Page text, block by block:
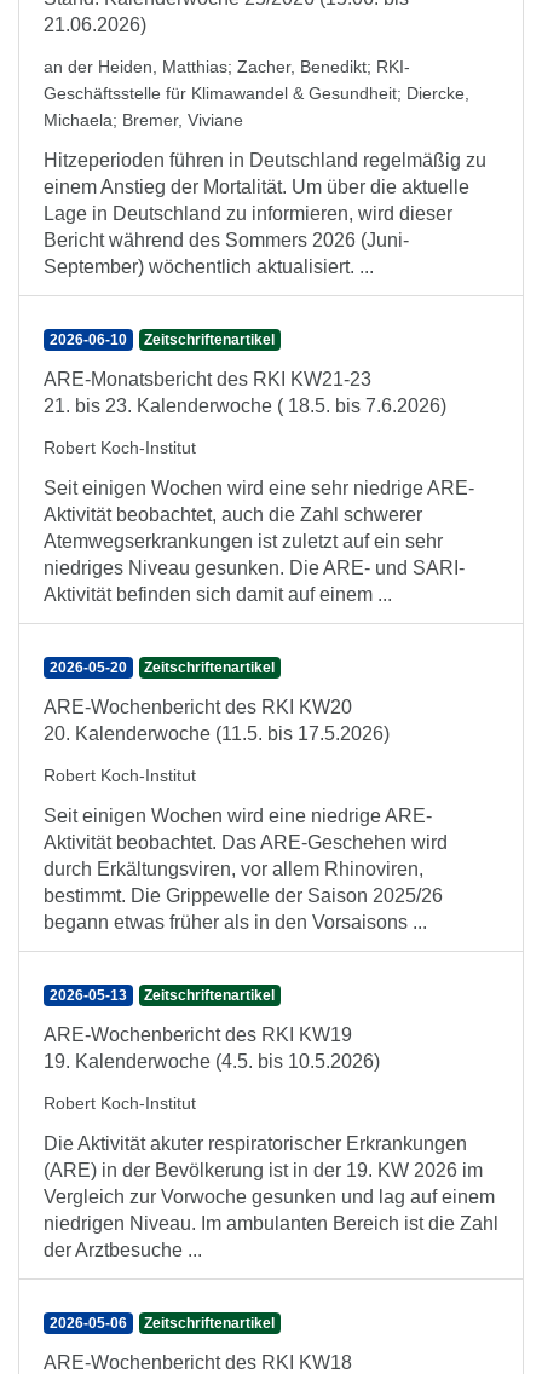
21.06.2026)
an der Heiden, Matthias; Zacher, Benedikt; RKI-
Geschäftsstelle für Klimawandel & Gesundheit; Diercke,
Michaela; Bremer, Viviane
Hitzeperioden führen in Deutschland regelmäßig zu
einem Anstieg der Mortalität. Um über die aktuelle
Lage in Deutschland zu informieren, wird dieser
Bericht während des Sommers 2026 (Juni-
September) wöchentlich aktualisiert. ...
2026-06-10 Zeitschriftenartikel
ARE-Monatsbericht des RKI KW21-23
21. bis 23. Kalenderwoche ( 18.5. bis 7.6.2026)
Robert Koch-Institut
Seit einigen Wochen wird eine sehr niedrige ARE-
Aktivität beobachtet, auch die Zahl schwerer
Atemwegserkrankungen ist zuletzt auf ein sehr
niedriges Niveau gesunken. Die ARE- und SARI-
Aktivität befinden sich damit auf einem ...
2026-05-20 Zeitschriftenartikel
ARE-Wochenbericht des RKI KW20
20. Kalenderwoche (11.5. bis 17.5.2026)
Robert Koch-Institut
Seit einigen Wochen wird eine niedrige ARE-
Aktivität beobachtet. Das ARE-Geschehen wird
durch Erkältungsviren, vor allem Rhinoviren,
bestimmt. Die Grippewelle der Saison 2025/26
begann etwas früher als in den Vorsaisons ...
2026-05-13 Zeitschriftenartikel
ARE-Wochenbericht des RKI KW19
19. Kalenderwoche (4.5. bis 10.5.2026)
Robert Koch-Institut
Die Aktivität akuter respiratorischer Erkrankungen
(ARE) in der Bevölkerung ist in der 19. KW 2026 im
Vergleich zur Vorwoche gesunken und lag auf einem
niedrigen Niveau. Im ambulanten Bereich ist die Zahl
der Arztbesuche ...
2026-05-06 Zeitschriftenartikel
ARE-Wochenbericht des RKI KW18